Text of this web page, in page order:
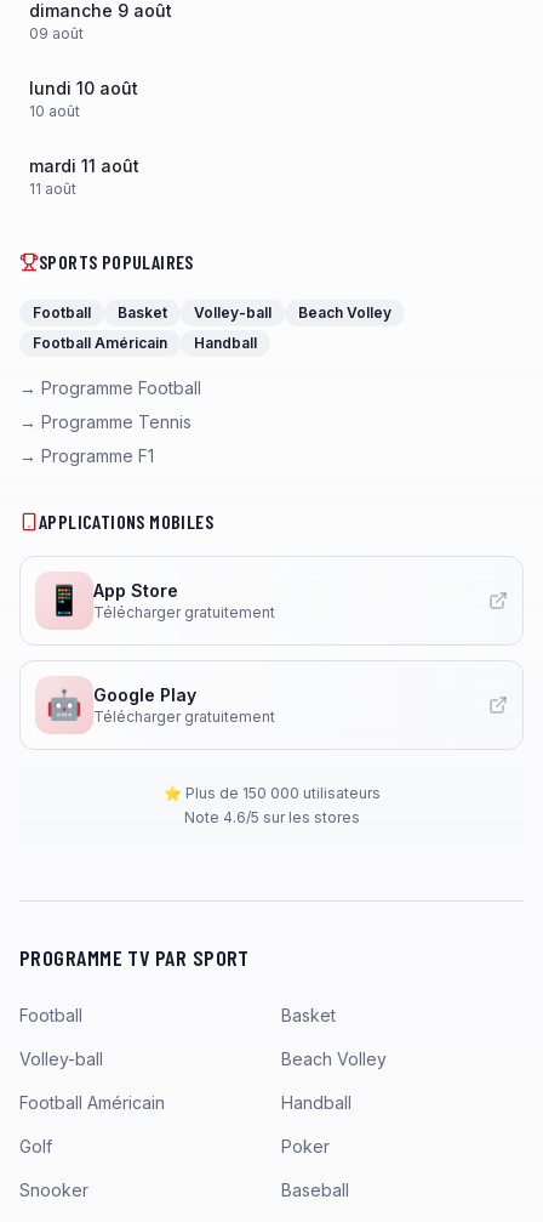
dimanche 9 août
09 août
lundi 10 août
10 août
mardi 11 août
11 août
SPORTS POPULAIRES
Football Basket Volley-ball
Beach Volley
Football Américain
Handball
→ Programme Football
→ Programme Tennis
→ Programme F1
APPLICATIONS MOBILES
📱 App Store
Télécharger gratuitement
🤖 Google Play
Télécharger gratuitement
⭐ Plus de 150 000 utilisateurs
Note 4.6/5 sur les stores
PROGRAMME TV PAR SPORT
Football Basket
Volley-ball Beach Volley
Football Américain Handball
Golf Poker
Snooker Baseball